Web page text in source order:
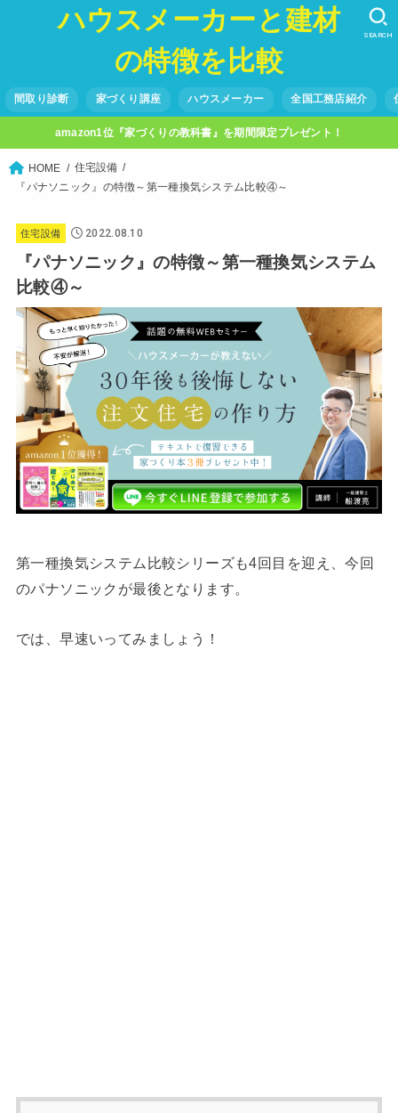
ハウスメーカーと建材
の特徴を比較
間取り診断 家づくり講座 ハウスメーカー 全国工務店紹介
SEARCH
amazon1位『家づくりの教科書』を期間限定プレゼント！
HOME
住宅設備
『パナソニック』の特徴～第一種換気システム比較④～
住宅設備 2022.08.10
『パナソニック』の特徴～第一種換気システム
比較④～
第一種換気システム比較シリーズも4回目を迎え、今回
のパナソニックが最後となります。
では、早速いってみましょう！